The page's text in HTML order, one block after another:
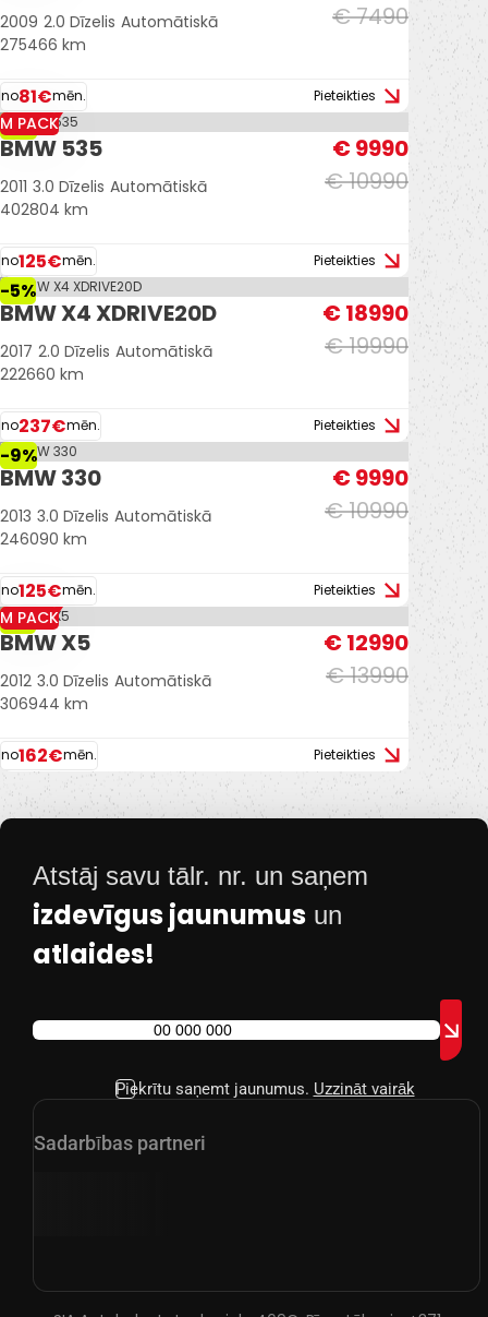
€ 7490
2009 2.0 Dīzelis Automātiskā
275466 km
no81€mēn. Pieteikties
-9%
M PACK
BMW 535
€ 10990
€ 9990
2011 3.0 Dīzelis Automātiskā
402804 km
no125€mēn. Pieteikties
-5%
BMW X4 XDRIVE20D
€ 19990
€ 18990
2017 2.0 Dīzelis Automātiskā
222660 km
no237€mēn. Pieteikties
-9%
BMW 330
€ 10990
€ 9990
2013 3.0 Dīzelis Automātiskā
246090 km
no125€mēn. Pieteikties
-7%
M PACK
BMW X5
€ 13990
€ 12990
2012 3.0 Dīzelis Automātiskā
306944 km
no162€mēn. Pieteikties
Atstāj savu tālr. nr. un saņem
izdevīgus jaunumus un
atlaides!
Piekrītu saņemt jaunumus. Uzzināt vairāk
Sadarbības partneri